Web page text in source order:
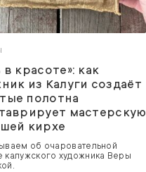
красоте»: как
из Калуги создаёт
полотна
мастерскую
кирхе
об очаровательной
калужского художника Веры